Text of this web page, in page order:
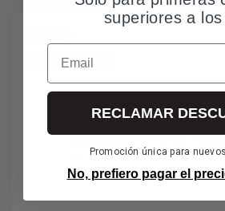
*Envío gratuito
superiores a
Email
RECLAMAR
Promoción única para
No, prefiero pagar el